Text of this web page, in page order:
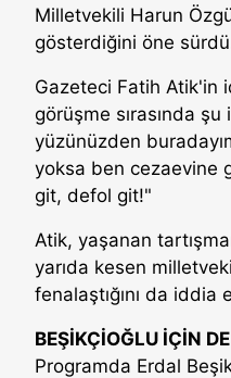
Milletvekili Harun
gösterdiğini öne
Gazeteci Fatih Atik'in
görüşme sırasında
yüzünüzden
yoksa ben cezaevine
git, defol git!"
Atik, yaşanan
yarıda kesen
fenalaştığını da iddia
BEŞİKÇİOĞLU İÇİN
Programda Erdal